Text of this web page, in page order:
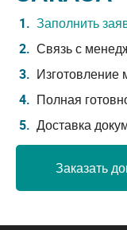
Заполнить
Связь с
Изготовление
Полная
Доставка
Заказать